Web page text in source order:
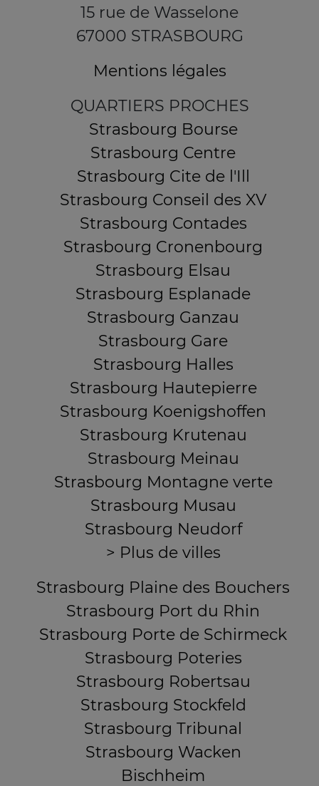
15 rue de Wasselone
67000 STRASBOURG
Mentions légales
QUARTIERS PROCHES
Strasbourg Bourse
Strasbourg Centre
Strasbourg Cite de l'Ill
Strasbourg Conseil des XV
Strasbourg Contades
Strasbourg Cronenbourg
Strasbourg Elsau
Strasbourg Esplanade
Strasbourg Ganzau
Strasbourg Gare
Strasbourg Halles
Strasbourg Hautepierre
Strasbourg Koenigshoffen
Strasbourg Krutenau
Strasbourg Meinau
Strasbourg Montagne verte
Strasbourg Musau
Strasbourg Neudorf
> Plus de villes
Strasbourg Plaine des Bouchers
Strasbourg Port du Rhin
Strasbourg Porte de Schirmeck
Strasbourg Poteries
Strasbourg Robertsau
Strasbourg Stockfeld
Strasbourg Tribunal
Strasbourg Wacken
Bischheim